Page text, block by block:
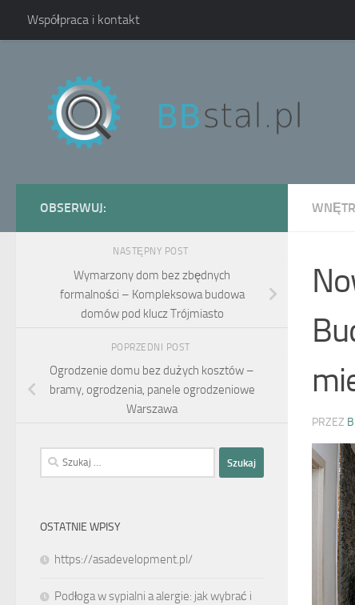
Skip to content
Współpraca i kontakt
PRZEZ
OBSERWUJ:
NASTĘPNY POST
Wymarzony dom bez zbędnych
formalności – Kompleksowa budowa
domów pod klucz Trójmiasto
POPRZEDNI POST
Ogrodzenie domu bez dużych kosztów –
bramy, ogrodzenia, panele ogrodzeniowe
Warszawa
Szukaj:
OSTATNIE WPISY
https://asadevelopment.pl/
Podłoga w sypialni a alergie: jak wybrać i